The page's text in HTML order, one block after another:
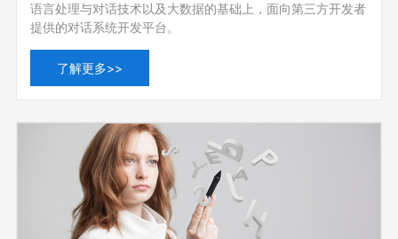
语言处理与对话技术以及大数据的基础上，面向第三方开发者
提供的对话系统开发平台。
了解更多>>